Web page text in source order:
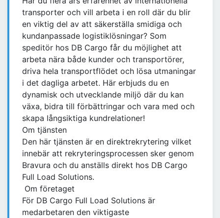
transporter och vill arbeta i en roll där du blir
en viktig del av att säkerställa smidiga och
kundanpassade logistiklösningar? Som
speditör hos DB Cargo får du möjlighet att
arbeta nära både kunder och transportörer,
driva hela transportflödet och lösa utmaningar
i det dagliga arbetet. Här erbjuds du en
dynamisk och utvecklande miljö där du kan
växa, bidra till förbättringar och vara med och
skapa långsiktiga kundrelationer!
Om tjänsten
Den här tjänsten är en direktrekrytering vilket
innebär att rekryteringsprocessen sker genom
Bravura och du anställs direkt hos DB Cargo
Full Load Solutions.
Om företaget
För DB Cargo Full Load Solutions är
medarbetaren den viktigaste